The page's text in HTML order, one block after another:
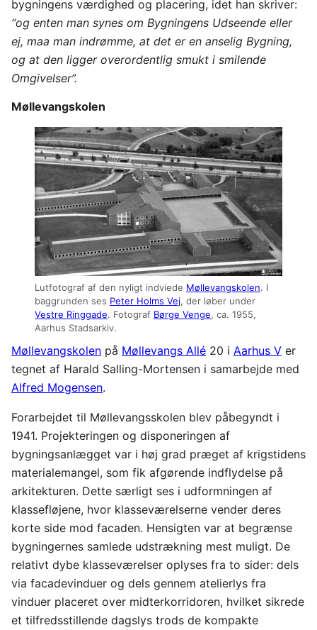
bygningens værdighed og placering, idet han skriver:
“og enten man synes om Bygningens Udseende eller
ej, maa man indrømme, at det er en anselig Bygning,
og at den ligger overordentlig smukt i smilende
Omgivelser”.
Møllevangskolen
Lutfotograf af den nyligt indviede Møllevangskolen. I
baggrunden ses Peter Holms Vej, der løber under
Vestre Ringgade. Fotograf Børge Venge, ca. 1955,
Aarhus Stadsarkiv.
Møllevangskolen på Møllevangs Allé 20 i Aarhus V er
tegnet af Harald Salling-Mortensen i samarbejde med
Alfred Mogensen.
Forarbejdet til Møllevangsskolen blev påbegyndt i
1941. Projekteringen og disponeringen af
bygningsanlægget var i høj grad præget af krigstidens
materialemangel, som fik afgørende indflydelse på
arkitekturen. Dette særligt ses i udformningen af
klassefløjene, hvor klasseværelserne vender deres
korte side mod facaden. Hensigten var at begrænse
bygningernes samlede udstrækning mest muligt. De
relativt dybe klasseværelser oplyses fra to sider: dels
via facadevinduer og dels gennem atelierlys fra
vinduer placeret over midterkorridoren, hvilket sikrede
et tilfredsstillende dagslys trods de kompakte